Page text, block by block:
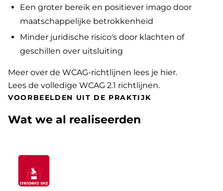
Een groter bereik en positiever imago door
maatschappelijke betrokkenheid
Minder juridische risico's door klachten of
geschillen over uitsluiting
Meer over de WCAG-richtlijnen lees je hier.
Lees de volledige WCAG 2.1 richtlijnen.
VOORBEELDEN UIT DE PRAKTIJK
Wat we al realiseerden